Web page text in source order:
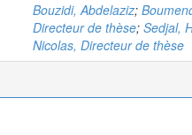
Bouzidi, Abdelaziz;
Directeur de thèse; Sedjal,
Nicolas, Directeur de thèse